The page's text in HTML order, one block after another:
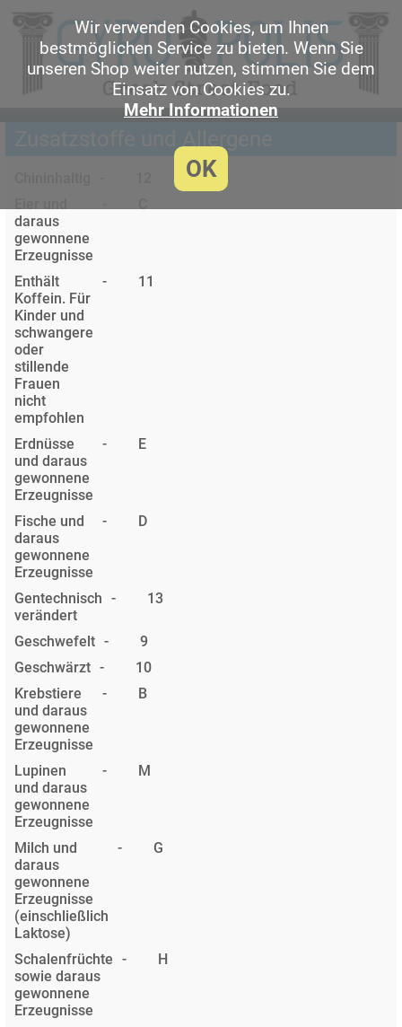
daraus
gewonnene
Erzeugnisse
Enthält
Koffein. Für
Kinder und
schwangere
oder
stillende
Frauen
nicht
empfohlen
- 11
Erdnüsse
und daraus
gewonnene
Erzeugnisse
- E
Fische und
daraus
gewonnene
Erzeugnisse
- D
Gentechnisch
verändert
- 13
Geschwefelt -
9
Geschwärzt -
10
Krebstiere
und daraus
gewonnene
Erzeugnisse
- B
Lupinen
und daraus
gewonnene
Erzeugnisse
- M
Milch und
daraus
gewonnene
Erzeugnisse
(einschließlich
Laktose)
- G
Schalenfrüchte
sowie daraus
gewonnene
Erzeugnisse
- H
Wir verwenden Cookies, um Ihnen
bestmöglichen Service zu bieten. Wenn Sie
unseren Shop weiter nutzen, stimmen Sie dem
Einsatz von Cookies zu.
Mehr Informationen
OK